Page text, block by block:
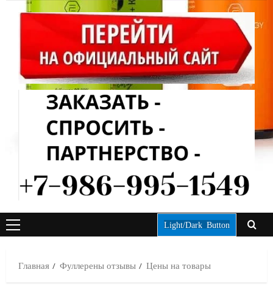
ОСНОВНОЕ
Light/Dark Button
Главная Фуллерены отзывы Цены на товары